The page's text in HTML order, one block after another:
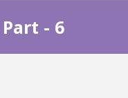
- 6